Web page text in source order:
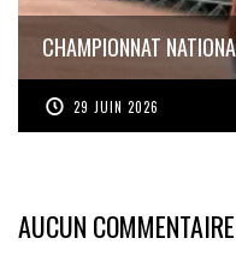
CHAMPIONNAT
29 JUIN 2026
AUCUN COMMENTAIRE